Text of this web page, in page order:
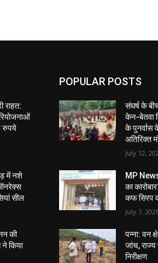
राहत:
रुपये
में नशे
सील
की
किया
POPULAR POSTS
संघर्ष के
केन-बेतवा
के
अतिरिक्त
July 12,
MP
का
कफ सिरप
July 7,
पन्ना: वन
जांच,
निरीक्षण